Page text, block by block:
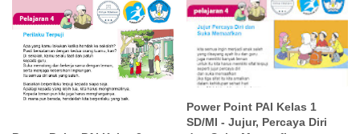
Power Point PAI Kelas 1
SD/MI - Jujur, Percaya Diri